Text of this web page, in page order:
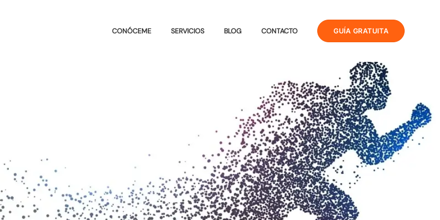
CONÓCEME SERVICIOS BLOG CONTACTO GUÍA GRATUITA